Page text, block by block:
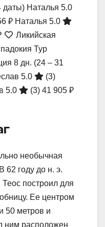
даты) Наталья 5.0
₽ Наталья 5.0
Ликийская
Тур
8 дн. (24 – 31
5.0
(3)
5.0 (3) 41 905 ₽
необычная
62 году до н. э.
построил для
Ее центром
50 метров и
ним расположен